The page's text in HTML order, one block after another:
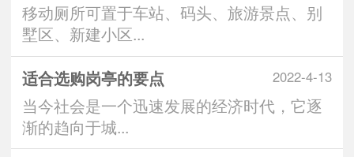
移动厕所可置于车站、码头、旅游景点、别
墅区、新建小区...
2022-4-13
适合选购岗亭的要点
当今社会是一个迅速发展的经济时代，它逐
渐的趋向于城...